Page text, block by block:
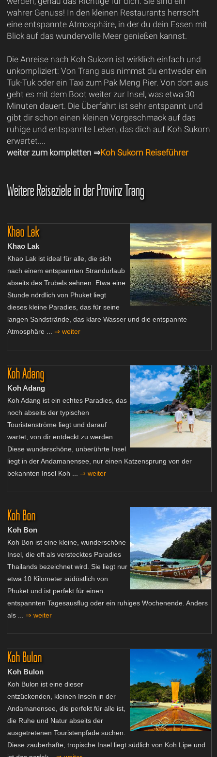
wahrer Genuss! In den kleinen Restaurants herrscht
eine entspannte Atmosphäre, in der du dein Essen mit
Blick auf das wundervolle Meer genießen kannst.
Die Anreise nach Koh Sukorn ist wirklich einfach und
unkompliziert: Von Trang aus nimmst du entweder ein
Tuk-Tuk oder ein Taxi zum Pak Meng Pier. Von dort aus
geht es mit dem Boot weiter zur Insel, was etwa 30
Minuten dauert. Die Überfahrt ist sehr entspannt und
gibt dir schon einen kleinen Vorgeschmack auf das
ruhige und entspannte Leben, das dich auf Koh Sukorn
erwartet....
weiter zum kompletten ⇒Koh Sukorn Reiseführer
Weitere Reiseziele in der Provinz Trang
Khao Lak
Khao Lak
Khao Lak ist ideal für alle, die sich
nach einem entspannten Strandurlaub
abseits des Trubels sehnen. Etwa eine
Stunde nördlich von Phuket liegt
dieses kleine Paradies, das für seine
langen Sandstrände, das klare Wasser und die entspannte
Atmosphäre ... ⇒ weiter
Koh Adang
Koh Adang
Koh Adang ist ein echtes Paradies, das
noch abseits der typischen
Touristenströme liegt und darauf
wartet, von dir entdeckt zu werden.
Diese wunderschöne, unberührte Insel
liegt in der Andamanensee, nur einen Katzensprung von der
bekannten Insel Koh ... ⇒ weiter
Koh Bon
Koh Bon
Koh Bon ist eine kleine, wunderschöne
Insel, die oft als verstecktes Paradies
Thailands bezeichnet wird. Sie liegt nur
etwa 10 Kilometer südöstlich von
Phuket und ist perfekt für einen
entspannten Tagesausflug oder ein ruhiges Wochenende. Anders
als ... ⇒ weiter
Koh Bulon
Koh Bulon
Koh Bulon ist eine dieser
entzückenden, kleinen Inseln in der
Andamanensee, die perfekt für alle ist,
die Ruhe und Natur abseits der
ausgetretenen Touristenpfade suchen.
Diese zauberhafte, tropische Insel liegt südlich von Koh Lipe und